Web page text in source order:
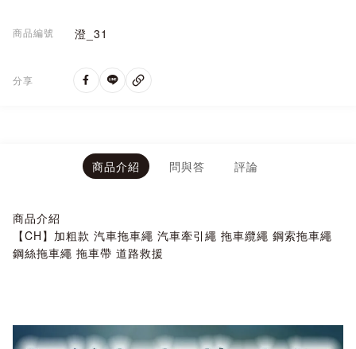
商品編號 澄_31
分享
商品介紹 問與答 評論
商品介紹
【CH】加粗款 汽車拖車繩 汽車牽引繩 拖車纜繩 鋼索拖車繩
鋼絲拖車繩 拖車帶 道路救援